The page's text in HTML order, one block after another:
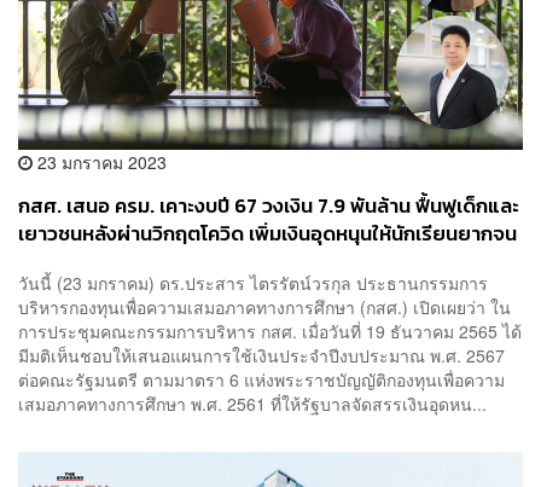
23 มกราคม 2023
กสศ. เสนอ ครม. เคาะงบปี 67 วงเงิน 7.9 พันล้าน ฟื้นฟูเด็กและ
เยาวชนหลังผ่านวิกฤตโควิด เพิ่มเงินอุดหนุนให้นักเรียนยากจน
วันนี้ (23 มกราคม) ดร.ประสาร ไตรรัตน์วรกุล ประธานกรรมการ
บริหารกองทุนเพื่อความเสมอภาคทางการศึกษา (กสศ.) เปิดเผยว่า ใน
การประชุมคณะกรรมการบริหาร กสศ. เมื่อวันที่ 19 ธันวาคม 2565 ได้
มีมติเห็นชอบให้เสนอแผนการใช้เงินประจำปีงบประมาณ พ.ศ. 2567
ต่อคณะรัฐมนตรี ตามมาตรา 6 แห่งพระราชบัญญัติกองทุนเพื่อความ
เสมอภาคทางการศึกษา พ.ศ. 2561 ที่ให้รัฐบาลจัดสรรเงินอุดหน...